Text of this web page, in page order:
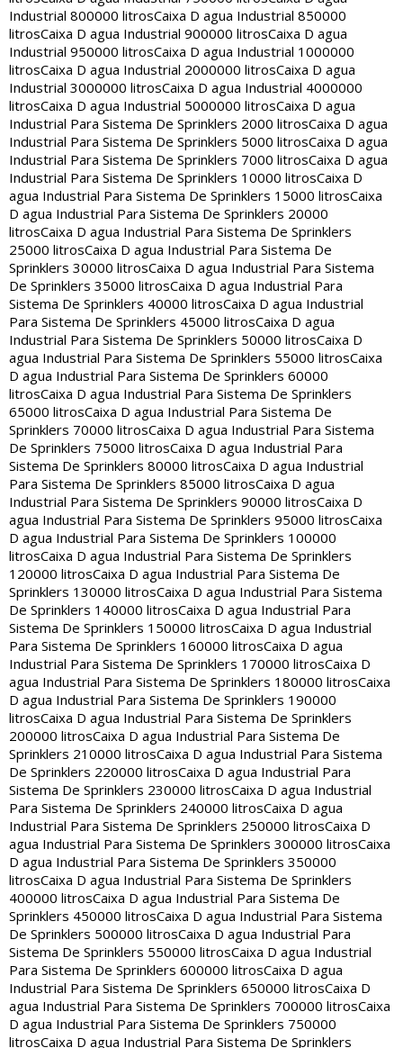
Industrial 800000 litrosCaixa D agua Industrial 850000
litrosCaixa D agua Industrial 900000 litrosCaixa D agua
Industrial 950000 litrosCaixa D agua Industrial 1000000
litrosCaixa D agua Industrial 2000000 litrosCaixa D agua
Industrial 3000000 litrosCaixa D agua Industrial 4000000
litrosCaixa D agua Industrial 5000000 litrosCaixa D agua
Industrial Para Sistema De Sprinklers 2000 litrosCaixa D agua
Industrial Para Sistema De Sprinklers 5000 litrosCaixa D agua
Industrial Para Sistema De Sprinklers 7000 litrosCaixa D agua
Industrial Para Sistema De Sprinklers 10000 litrosCaixa D
agua Industrial Para Sistema De Sprinklers 15000 litrosCaixa
D agua Industrial Para Sistema De Sprinklers 20000
litrosCaixa D agua Industrial Para Sistema De Sprinklers
25000 litrosCaixa D agua Industrial Para Sistema De
Sprinklers 30000 litrosCaixa D agua Industrial Para Sistema
De Sprinklers 35000 litrosCaixa D agua Industrial Para
Sistema De Sprinklers 40000 litrosCaixa D agua Industrial
Para Sistema De Sprinklers 45000 litrosCaixa D agua
Industrial Para Sistema De Sprinklers 50000 litrosCaixa D
agua Industrial Para Sistema De Sprinklers 55000 litrosCaixa
D agua Industrial Para Sistema De Sprinklers 60000
litrosCaixa D agua Industrial Para Sistema De Sprinklers
65000 litrosCaixa D agua Industrial Para Sistema De
Sprinklers 70000 litrosCaixa D agua Industrial Para Sistema
De Sprinklers 75000 litrosCaixa D agua Industrial Para
Sistema De Sprinklers 80000 litrosCaixa D agua Industrial
Para Sistema De Sprinklers 85000 litrosCaixa D agua
Industrial Para Sistema De Sprinklers 90000 litrosCaixa D
agua Industrial Para Sistema De Sprinklers 95000 litrosCaixa
D agua Industrial Para Sistema De Sprinklers 100000
litrosCaixa D agua Industrial Para Sistema De Sprinklers
120000 litrosCaixa D agua Industrial Para Sistema De
Sprinklers 130000 litrosCaixa D agua Industrial Para Sistema
De Sprinklers 140000 litrosCaixa D agua Industrial Para
Sistema De Sprinklers 150000 litrosCaixa D agua Industrial
Para Sistema De Sprinklers 160000 litrosCaixa D agua
Industrial Para Sistema De Sprinklers 170000 litrosCaixa D
agua Industrial Para Sistema De Sprinklers 180000 litrosCaixa
D agua Industrial Para Sistema De Sprinklers 190000
litrosCaixa D agua Industrial Para Sistema De Sprinklers
200000 litrosCaixa D agua Industrial Para Sistema De
Sprinklers 210000 litrosCaixa D agua Industrial Para Sistema
De Sprinklers 220000 litrosCaixa D agua Industrial Para
Sistema De Sprinklers 230000 litrosCaixa D agua Industrial
Para Sistema De Sprinklers 240000 litrosCaixa D agua
Industrial Para Sistema De Sprinklers 250000 litrosCaixa D
agua Industrial Para Sistema De Sprinklers 300000 litrosCaixa
D agua Industrial Para Sistema De Sprinklers 350000
litrosCaixa D agua Industrial Para Sistema De Sprinklers
400000 litrosCaixa D agua Industrial Para Sistema De
Sprinklers 450000 litrosCaixa D agua Industrial Para Sistema
De Sprinklers 500000 litrosCaixa D agua Industrial Para
Sistema De Sprinklers 550000 litrosCaixa D agua Industrial
Para Sistema De Sprinklers 600000 litrosCaixa D agua
Industrial Para Sistema De Sprinklers 650000 litrosCaixa D
agua Industrial Para Sistema De Sprinklers 700000 litrosCaixa
D agua Industrial Para Sistema De Sprinklers 750000
litrosCaixa D agua Industrial Para Sistema De Sprinklers